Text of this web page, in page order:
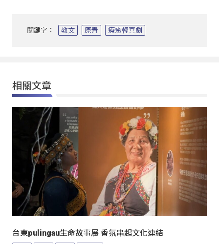
關鍵字： 教文 原青 療癒輕喜劇
相關文章
台東pulingau生命故事展 香氛串起文化連結